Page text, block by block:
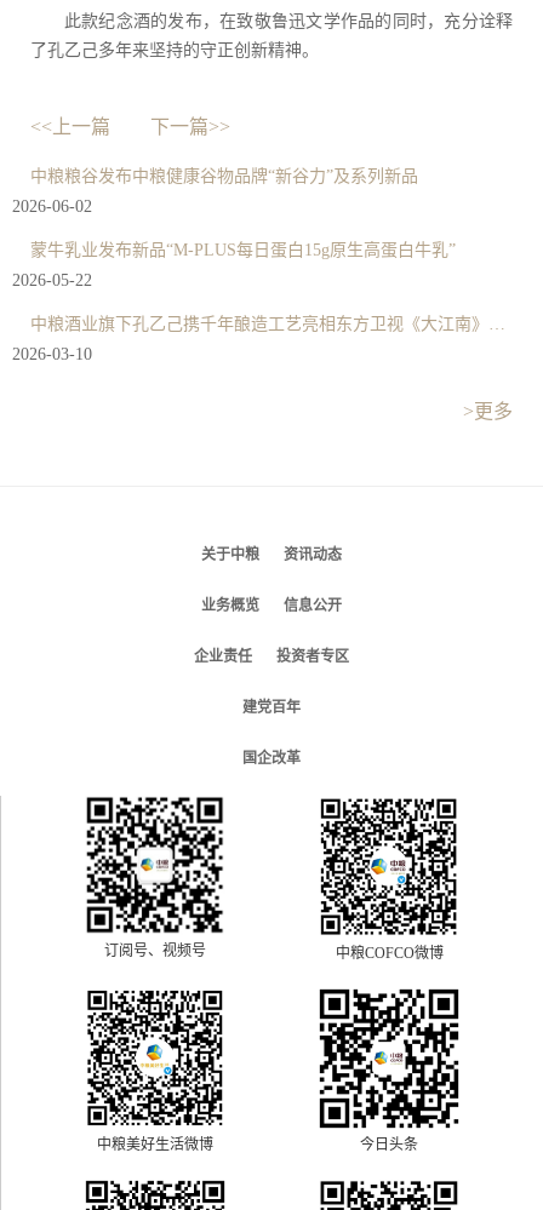
此款纪念酒的发布，在致敬鲁迅文学作品的同时，充分诠释
了孔乙己多年来坚持的守正创新精神。
<<上一篇 下一篇>>
中粮粮谷发布中粮健康谷物品牌“新谷力”及系列新品
2026-06-02
蒙牛乳业发布新品“M-PLUS每日蛋白15g原生高蛋白牛乳”
2026-05-22
2026-03-10
>更多
关于中粮 资讯动态
业务概览 信息公开
企业责任 投资者专区
建党百年
国企改革
订阅号、视频号 中粮COFCO微博
中粮美好生活微博 今日头条